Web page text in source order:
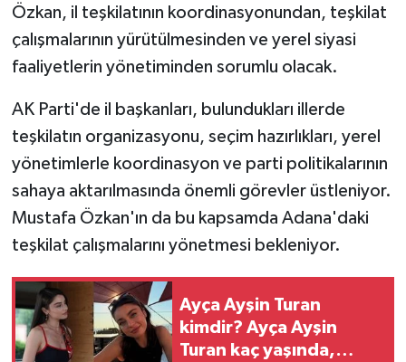
Özkan, il teşkilatının koordinasyonundan, teşkilat
çalışmalarının yürütülmesinden ve yerel siyasi
faaliyetlerin yönetiminden sorumlu olacak.
AK Parti'de il başkanları, bulundukları illerde
teşkilatın organizasyonu, seçim hazırlıkları, yerel
yönetimlerle koordinasyon ve parti politikalarının
sahaya aktarılmasında önemli görevler üstleniyor.
Mustafa Özkan'ın da bu kapsamda Adana'daki
teşkilat çalışmalarını yönetmesi bekleniyor.
Ayça Ayşin Turan
kimdir? Ayça Ayşin
Turan kaç yaşında,